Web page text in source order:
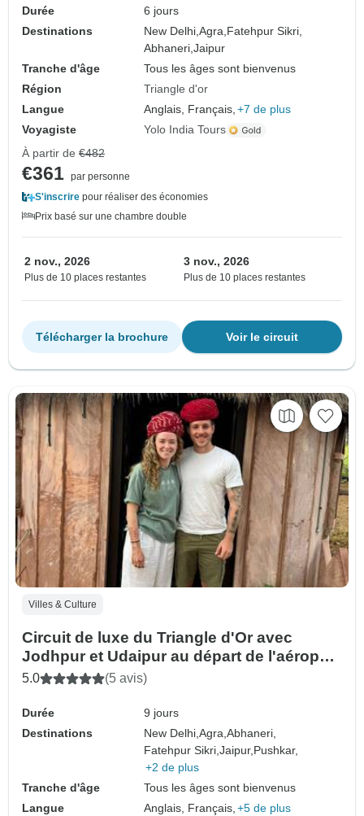
Durée
6 jours
Destinations
New Delhi,Agra,Fatehpur Sikri,
Abhaneri,Jaipur
Tranche d'âge
Tous les âges sont bienvenus
Région
Triangle d'or
Langue
Anglais, Français, +7 de plus
Voyagiste
Yolo India Tours
À partir de €482
€361 par personne
S'inscrire pour réaliser des économies
Prix basé sur une chambre double
2 nov., 2026
Plus de 10 places restantes
3 nov., 2026
Plus de 10 places restantes
Voir le circuit
Télécharger la brochure
Villes & Culture
Circuit de luxe du Triangle d'Or avec
Jodhpur et Udaipur au départ de l'aéroport
de New Delhi : Taj Mahal, éléphants,
5.0 (5 avis)
Durée
9 jours
Destinations
New Delhi,Agra,Abhaneri,
Fatehpur Sikri,Jaipur,Pushkar,
+2 de plus
Tranche d'âge
Tous les âges sont bienvenus
Langue
Anglais, Français, +5 de plus